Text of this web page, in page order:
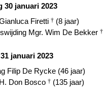
30 januari 2023
Firetti † (8 jaar)
Mgr. Wim De Bekker †
januari 2023
Filip De Rycke (46 jaar)
Don Bosco † (135 jaar)